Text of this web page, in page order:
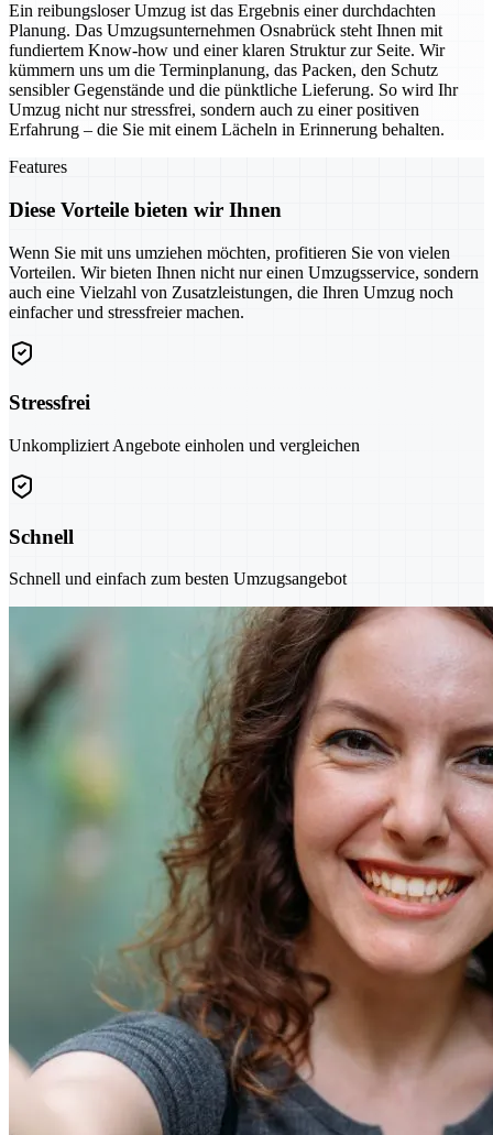
Ein reibungsloser Umzug ist das Ergebnis einer durchdachten
Planung. Das Umzugsunternehmen Osnabrück steht Ihnen mit
fundiertem Know-how und einer klaren Struktur zur Seite. Wir
kümmern uns um die Terminplanung, das Packen, den Schutz
sensibler Gegenstände und die pünktliche Lieferung. So wird Ihr
Umzug nicht nur stressfrei, sondern auch zu einer positiven
Erfahrung – die Sie mit einem Lächeln in Erinnerung behalten.
Features
Diese Vorteile bieten wir Ihnen
Wenn Sie mit uns umziehen möchten, profitieren Sie von vielen
Vorteilen. Wir bieten Ihnen nicht nur einen Umzugsservice, sondern
auch eine Vielzahl von Zusatzleistungen, die Ihren Umzug noch
einfacher und stressfreier machen.
Stressfrei
Unkompliziert Angebote einholen und vergleichen
Schnell
Schnell und einfach zum besten Umzugsangebot